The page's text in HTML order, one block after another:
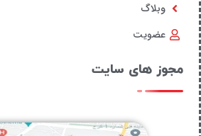
وبلاگ
عضویت
مجوز های سایت